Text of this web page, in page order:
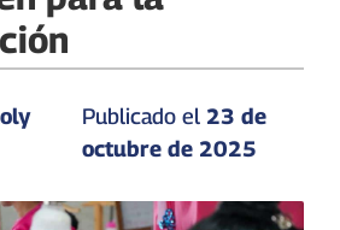
Publicado el 23 de
octubre de 2025